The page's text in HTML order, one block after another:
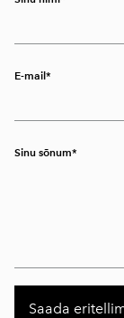
E-mail
Sinu sõnum